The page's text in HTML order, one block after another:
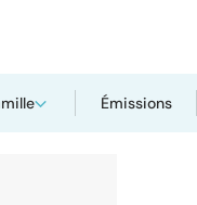
Émissions